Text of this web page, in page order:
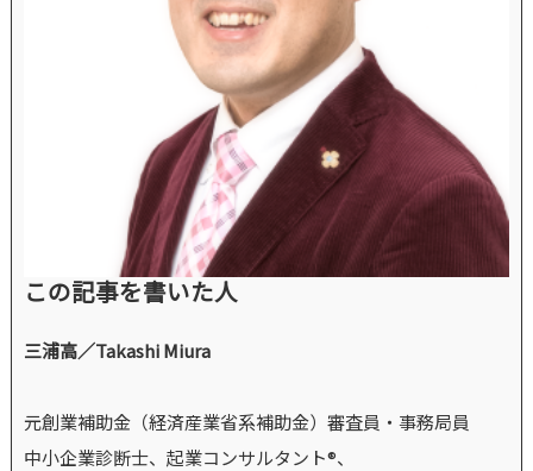
この記事を書いた人
三浦高／Takashi Miura
元創業補助金（経済産業省系補助金）審査員・事務局員
中小企業診断士、起業コンサルタント®、